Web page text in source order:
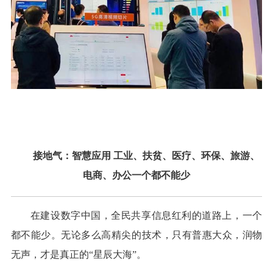
接地气：智慧应用 工业、扶贫、医疗、环保、旅游、
电商、办公一个都不能少
在建设数字中国，全民共享信息红利的道路上，一个
都不能少。无论多么高精尖的技术，只有普惠大众，润物
无声，才是真正的“星辰大海”。